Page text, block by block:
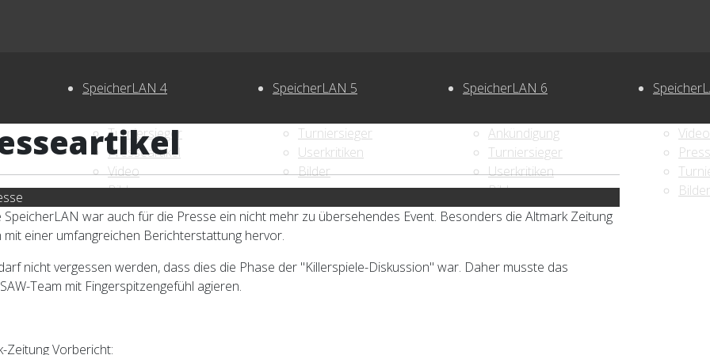
SpeicherLAN 4
Turniersieger
Presseartikel
Video
Bilder
SpeicherLAN 5
Turniersieger
Userkritiken
Bilder
SpeicherLAN 6
Ankündigung
Turniersieger
Userkritiken
Bilder
Bilder
SpeicherLAN war auch für die Presse ein nicht mehr zu übersehendes Event. Besonders die Altmark Zeitung
mit einer umfangreichen Berichterstattung hervor.
nicht vergessen werden, dass dies die Phase der "Killerspiele-Diskussion" war. Daher musste das
Team mit Fingerspitzengefühl agieren.
Zeitung Vorbericht: